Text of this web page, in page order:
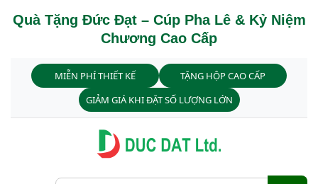
Quà Tặng Đức Đạt – Cúp Pha Lê & Kỷ Niệm
Chương Cao Cấp
MIỄN PHÍ THIẾT KẾ
TẶNG HỘP CAO CẤP
GIẢM GIÁ KHI ĐẶT SỐ LƯỢNG LỚN